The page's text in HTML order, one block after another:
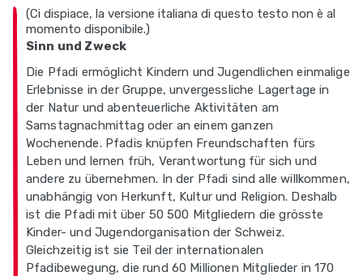
(Ci dispiace, la versione italiana di questo testo non è al
momento disponibile.)
Sinn und Zweck
Die Pfadi ermöglicht Kindern und Jugendlichen einmalige
Erlebnisse in der Gruppe, unvergessliche Lagertage in
der Natur und abenteuerliche Aktivitäten am
Samstagnachmittag oder an einem ganzen
Wochenende. Pfadis knüpfen Freundschaften fürs
Leben und lernen früh, Verantwortung für sich und
andere zu übernehmen. In der Pfadi sind alle willkommen,
unabhängig von Herkunft, Kultur und Religion. Deshalb
ist die Pfadi mit über 50 500 Mitgliedern die grösste
Kinder- und Jugendorganisation der Schweiz.
Gleichzeitig ist sie Teil der internationalen
Pfadibewegung, die rund 60 Millionen Mitglieder in 170